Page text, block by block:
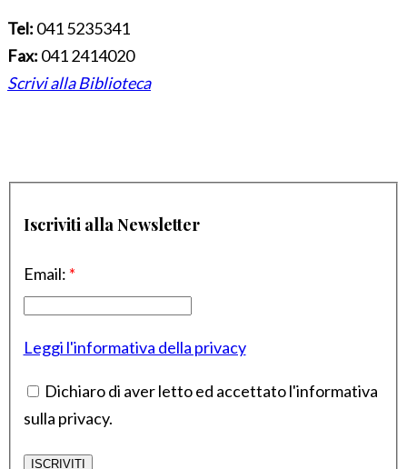
Tel: 041 5235341
Fax: 041 2414020
Scrivi alla Biblioteca
Iscriviti alla Newsletter
Email: *
Leggi l'informativa della privacy
Dichiaro di aver letto ed accettato l'informativa
sulla privacy.